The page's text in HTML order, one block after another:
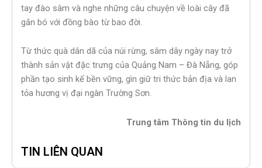
tay đào sâm và nghe những câu chuyện về loài cây đã
gắn bó với đồng bào từ bao đời.
Từ thức quà dân dã của núi rừng, sâm dây ngày nay trở
thành sản vật đặc trưng của Quảng Nam – Đà Nẵng, góp
phần tạo sinh kế bền vững, gìn giữ tri thức bản địa và lan
tỏa hương vị đại ngàn Trường Sơn.
Trung tâm Thông tin du lịch
TIN LIÊN QUAN